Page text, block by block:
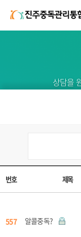
상담을
번호 제목
557 알콜중독?